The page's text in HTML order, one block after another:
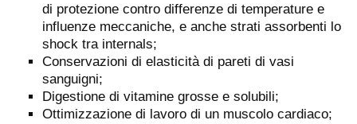
di protezione contro differenze di temperature e
influenze meccaniche, e anche strati assorbenti lo
shock tra internals;
Conservazioni di elasticità di pareti di vasi
sanguigni;
Digestione di vitamine grosse e solubili;
Ottimizzazione di lavoro di un muscolo cardiaco;